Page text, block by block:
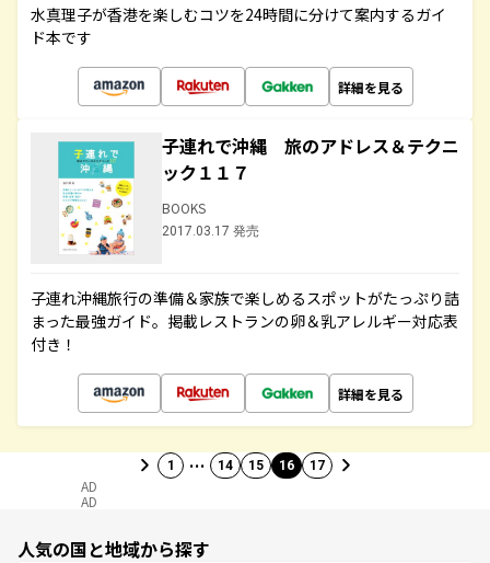
水真理子が香港を楽しむコツを24時間に分けて案内するガイ
ド本です
詳細を見る
子連れで沖縄 旅のアドレス＆テクニ
ック１１７
BOOKS
2017.03.17 発売
子連れ沖縄旅行の準備＆家族で楽しめるスポットがたっぷり詰
まった最強ガイド。掲載レストランの卵＆乳アレルギー対応表
付き！
詳細を見る
1 … 14 15 16 17
AD
AD
人気の国と地域から探す